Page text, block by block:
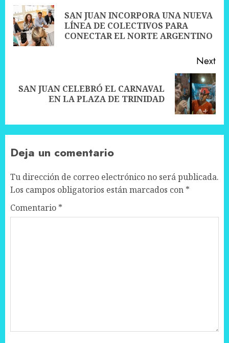
navigationSAN JUAN INCORPORA UNA NUEVA
LÍNEA DE COLECTIVOS PARA
CONECTAR EL NORTE ARGENTINO
Next
Next
SAN JUAN CELEBRÓ EL CARNAVAL
EN LA PLAZA DE TRINIDAD
Deja un comentario
Tu dirección de correo electrónico no será publicada.
Los campos obligatorios están marcados con *
Comentario *